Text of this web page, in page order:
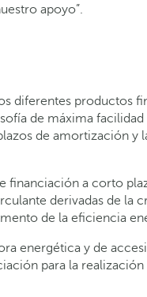
apoyo”.
diferentes productos
de máxima
de amortización y
financiación a corto
derivadas de la
de la eficiencia
energética y de
para la